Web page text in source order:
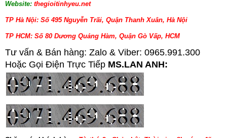
Website: thegioitinhyeu.net
TP Hà Nội: Số 495 Nguyễn Trãi, Quận Thanh Xuân, Hà Nội
TP HCM: Số 80 Dương Quảng Hàm, Quận Gò Vấp, HCM
Tư vấn & Bán hàng: Zalo & Viber: 0965.991.300
Hoặc Gọi Điện Trực Tiếp MS.LAN ANH: